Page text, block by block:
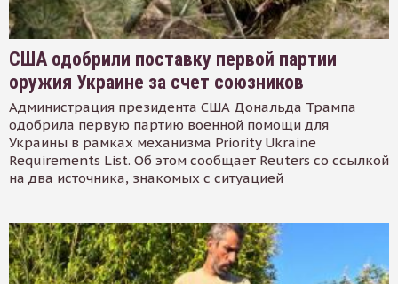
США одобрили поставку первой партии
оружия Украине за счет союзников
Администрация президента США Дональда Трампа
одобрила первую партию военной помощи для
Украины в рамках механизма Priority Ukraine
Requirements List. Об этом сообщает Reuters со ссылкой
на два источника, знакомых с ситуацией